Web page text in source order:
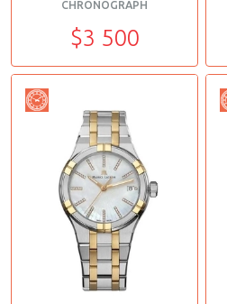
CHRONOGRAPH
$3 500